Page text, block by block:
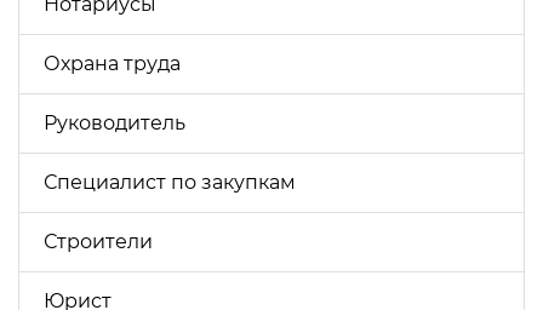
Охрана труда
Руководитель
Специалист по закупкам
Строители
Юрист